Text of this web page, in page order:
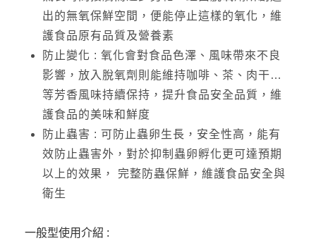
出的無氧保鮮空間，便能停止這樣的氧化，維
護食品原有品質及營養素
防止變化 : 氧化會對食品色澤、風味帶來不良
影響，放入脫氧劑則能維持咖啡、茶、肉干…
等芳香風味持續保持，提升食品安全品質，維
護食品的美味和鮮度
防止蟲害 : 可防止蟲卵生長，安全性高，能有
效防止蟲害外，對於抑制蟲卵孵化更可達預期
以上的效果， 完整防蟲保鮮，維護食品安全與
衛生
一般型使用介紹 :